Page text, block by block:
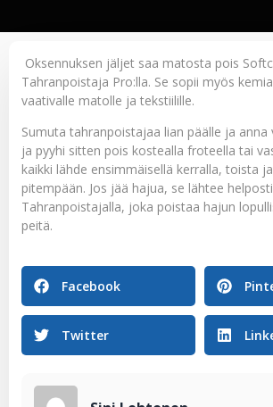
Oksennuksen jäljet saa matosta pois
Tahranpoistaja Pro:lla. Se sopii myös
vaativalle matolle ja tekstiilille.
Sumuta tahranpoistajaa lian päälle ja anna
ja pyyhi sitten pois kostealla froteella tai
kaikki lähde ensimmäisellä kerralla, toista
pitempään. Jos jää hajua, se lähtee
Tahranpoistajalla, joka poistaa hajun
peitä.
Facebook
Twitter